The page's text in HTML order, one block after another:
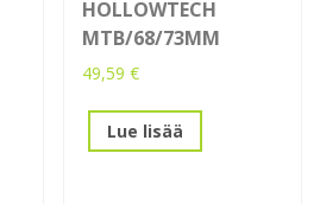
HOLLOWTECH
MTB/68/73MM
49,59€
Lue lisää